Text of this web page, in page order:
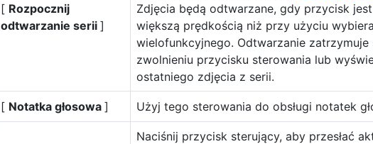
[ Rozpocznij
odtwarzanie serii ]
Zdjęcia będą odtwarzane, gdy przycisk
większą prędkością niż przy użyciu
wielofunkcyjnego. Odtwarzanie zatrzymuje
zwolnieniu przycisku sterowania lub
ostatniego zdjęcia z serii.
[ Notatka głosowa ] Użyj tego sterowania do obsługi notatek
Naciśnij przycisk sterujący, aby przesłać